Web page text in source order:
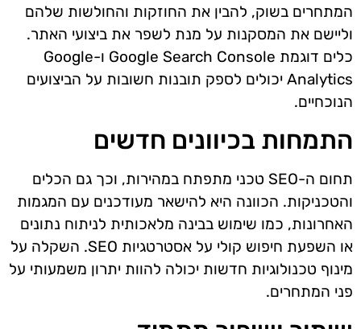
המתחרים בשוק, להבין את החוזקות והחולשות שלהם
וליישם את המסקנות על מנת לשפר את ביצועי האתר.
כלים דוגמת Google Search Console ו-Google
Analytics יכולים לספק תובנות חשובות על הביצועים
הנוכחיים.
התמחות בכיוונים חדשים
תחום ה-SEO טכני מתפתח במהירות, וכך גם הכלים
והטכניקות. הכוונה היא להישאר מעודכנים עם המגמות
האחרונות, כמו שימוש בבינה מלאכותית לניתוח נתונים
או השפעת חיפוש קולי על אסטרטגיות SEO. השקלה על
מינוף טכנולוגיות חדשות יכולה להוות יתרון משמעותי על
פני המתחרים.